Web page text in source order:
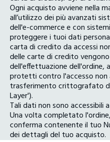
Ogni acquisto avviene nella
all’utilizzo dei più avanzati
dell'e-commerce e con
proteggere i tuoi dati
carta di credito da accessi
delle carte di credito
dell'effettuazione dell'ordine,
protetti contro l'accesso
trasferimento crittografato di
Layer').
Tali dati non sono accessibili
Una volta completato
conferma contenente il tuo
dei dettagli del tuo acquisto.